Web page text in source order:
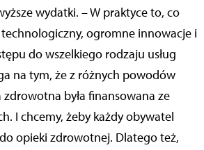
wydatki. – W praktyce to, co
ogromne innowacje i
do wszelkiego rodzaju usług
na tym, że z różnych powodów
była finansowana ze
I chcemy, żeby każdy obywatel
opieki zdrowotnej. Dlatego też,